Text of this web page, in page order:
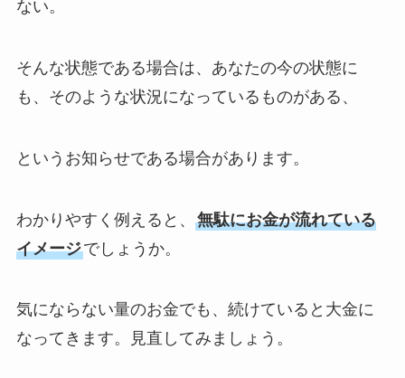
ない。
そんな状態である場合は、あなたの今の状態に
も、そのような状況になっているものがある、
というお知らせである場合があります。
わかりやすく例えると、 無駄にお金が流れている
イメージでしょうか。
気にならない量のお金でも、続けていると大金に
なってきます。見直してみましょう。